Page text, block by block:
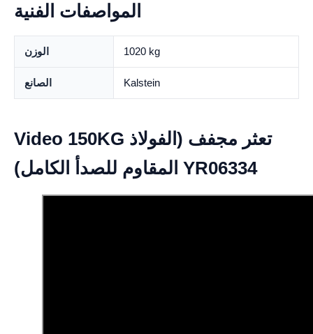
المواصفات الفنية
الوزن 1020 kg
الصانع Kalstein
Video 150KG تعثر مجفف (الفولاذ
المقاوم للصدأ الكامل) YR06334